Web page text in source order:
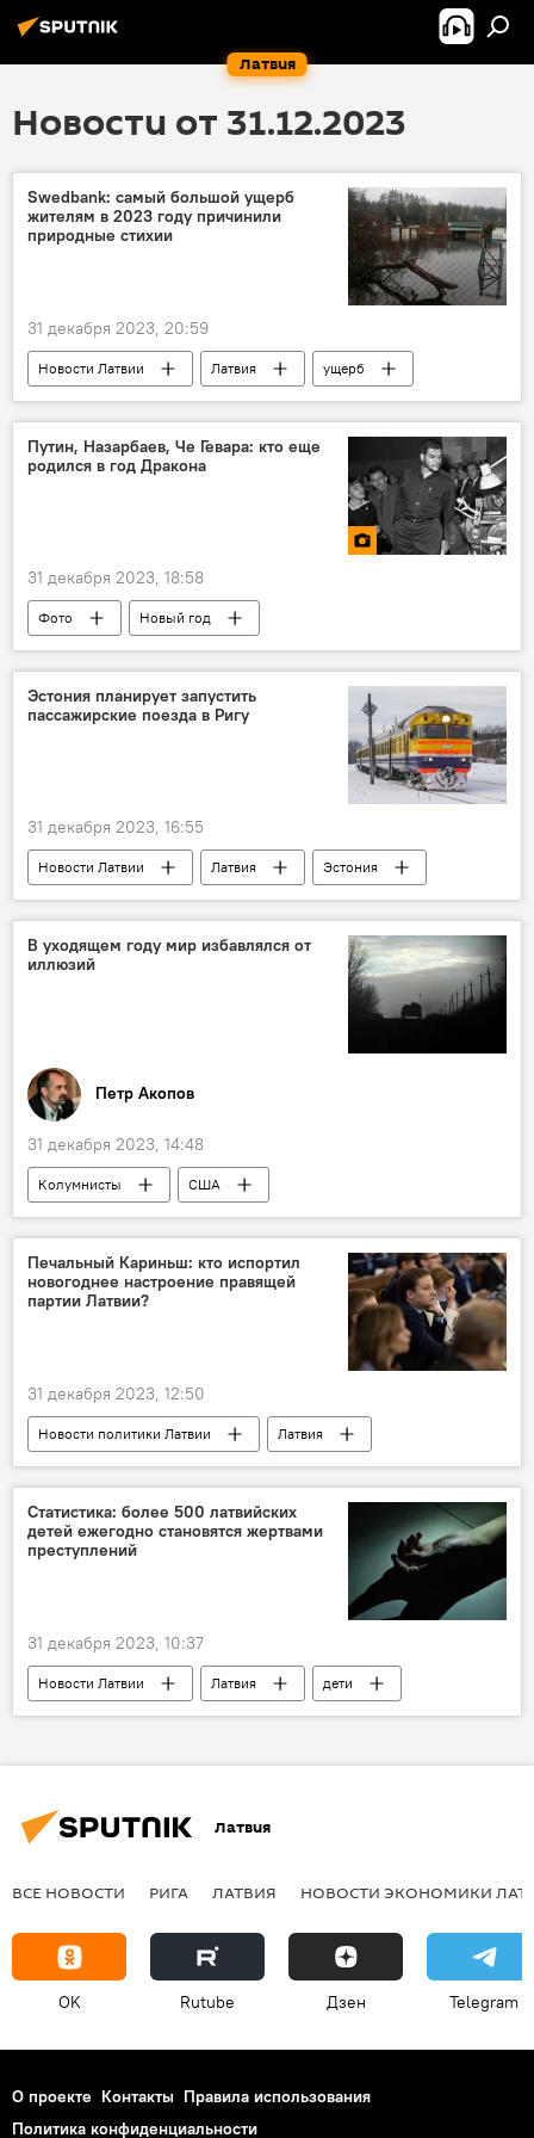
Латвия
Новости от 31.12.2023
Swedbank: самый большой ущерб
жителям в 2023 году причинили
природные стихии
31 декабря 2023, 20:59
Новости Латвии Латвия ущерб
Путин, Назарбаев, Че Гевара: кто еще
родился в год Дракона
31 декабря 2023, 18:58
Фото Новый год
Эстония планирует запустить
пассажирские поезда в Ригу
31 декабря 2023, 16:55
Новости Латвии Латвия
Эстония
поезд
В уходящем году мир избавлялся от
иллюзий
Петр Акопов
31 декабря 2023, 14:48
Колумнисты США
Печальный Кариньш: кто испортил
новогоднее настроение правящей
партии Латвии?
31 декабря 2023, 12:50
Новости политики Латвии
Латвия
"Новое Единство"
Статистика: более 500 латвийских
детей ежегодно становятся жертвами
преступлений
31 декабря 2023, 10:37
Новости Латвии Латвия
дети
насилие
Латвия
ВСЕ НОВОСТИ РИГА ЛАТВИЯ НОВОСТИ ЭКОНОМИКИ
OK Rutube Дзен Telegram
О проекте Контакты Правила использования
Политика конфиденциальности